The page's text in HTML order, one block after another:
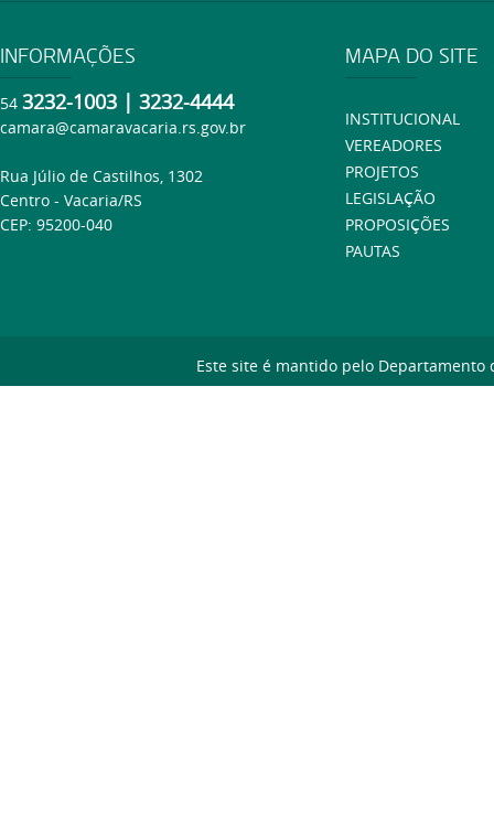
INFORMAÇÕES
54 3232-1003 | 3232-4444
camara@camaravacaria.rs.gov.br
Rua Júlio de Castilhos, 1302
Centro - Vacaria/RS
CEP: 95200-040
MAPA DO SITE
INSTITUCIONAL
VEREADORES
PROJETOS
LEGISLAÇÃO
PROPOSIÇÕES
PAUTAS
Este site é mantido pelo